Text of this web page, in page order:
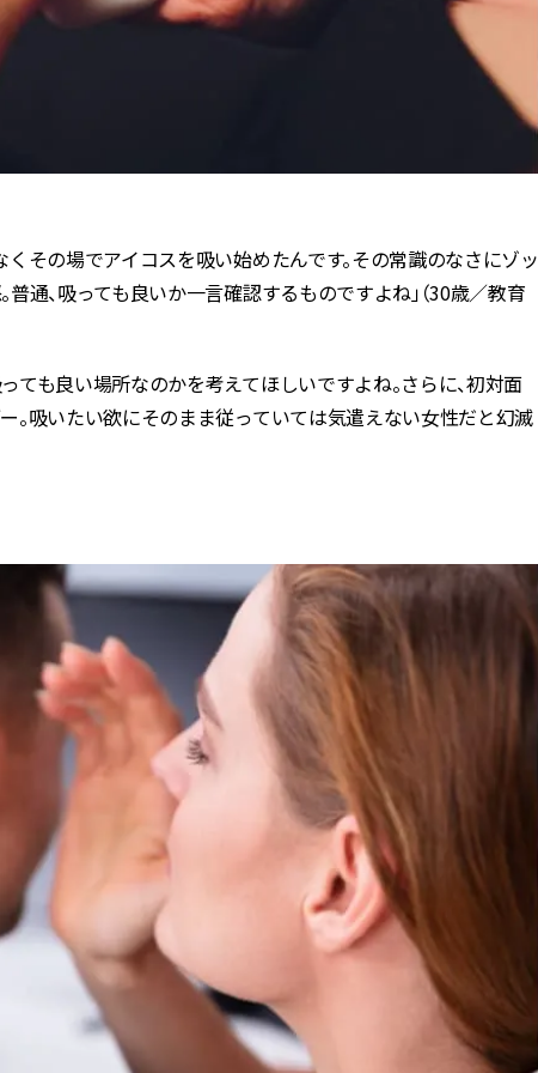
その場でアイコスを吸い始めたんです。その常識のなさにゾッ
通、吸っても良いか一言確認するものですよね」（30歳／教育
も良い場所なのかを考えてほしいですよね。さらに、初対面
。吸いたい欲にそのまま従っていては気遣えない女性だと幻滅